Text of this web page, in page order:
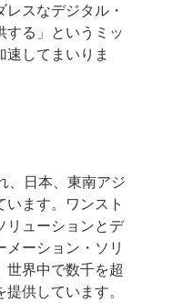
スなデジタル・
する」というミッ
速してまいりま
、日本、東南アジ
ます。ワンスト
リューションとデ
メーション・ソリ
世界中で数千を超
供しています。